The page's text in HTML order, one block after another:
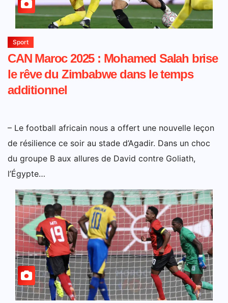
Sport
CAN Maroc 2025 : Mohamed Salah brise
le rêve du Zimbabwe dans le temps
additionnel
– Le football africain nous a offert une nouvelle leçon
de résilience ce soir au stade d’Agadir. Dans un choc
du groupe B aux allures de David contre Goliath,
l’Égypte…